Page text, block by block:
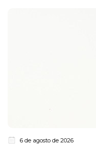
6 de agosto de 2026